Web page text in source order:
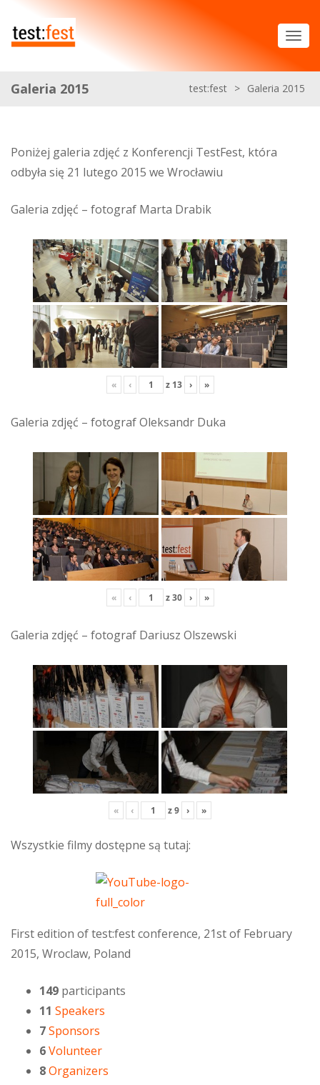
Galeria 2015 test:fest > Galeria 2015
Poniżej galeria zdjęć z Konferencji TestFest, która
odbyła się 21 lutego 2015 we Wrocławiu
Galeria zdjęć – fotograf Marta Drabik
« ‹ z 13 › »
Galeria zdjęć – fotograf Oleksandr Duka
« ‹ z30 › »
Galeria zdjęć – fotograf Dariusz Olszewski
« ‹ z9 › »
Wszystkie filmy dostępne są tutaj:
First edition of test:fest conference, 21st of February
2015, Wroclaw, Poland
149 participants
11 Speakers
7Sponsors
6Volunteer
8Organizers